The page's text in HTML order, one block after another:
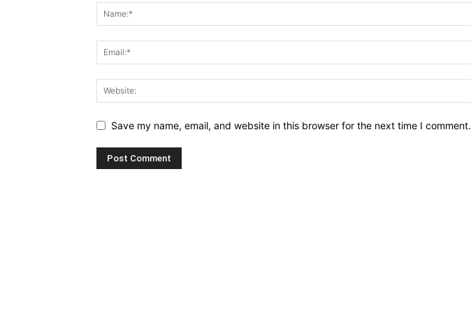
Save my name, email, and website in this browser for the next time I comment.